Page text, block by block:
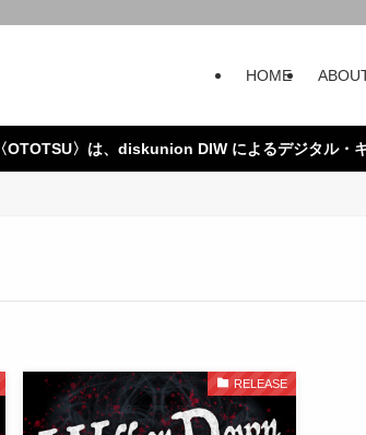
HOME
〈OTOTSU〉は、diskunion DIW によるデジタル・
RELEASE